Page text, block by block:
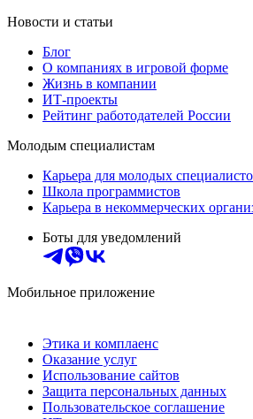
Новости и статьи
Блог
О компаниях в игровой форме
Жизнь в компании
ИТ-проекты
Рейтинг работодателей России
Молодым специалистам
Карьера для молодых
Школа программистов
Карьера в некоммерческих
Боты для уведомлений
Мобильное приложение
Этика и комплаенс
Оказание услуг
Использование сайтов
Защита персональных данных
Пользовательское соглашение